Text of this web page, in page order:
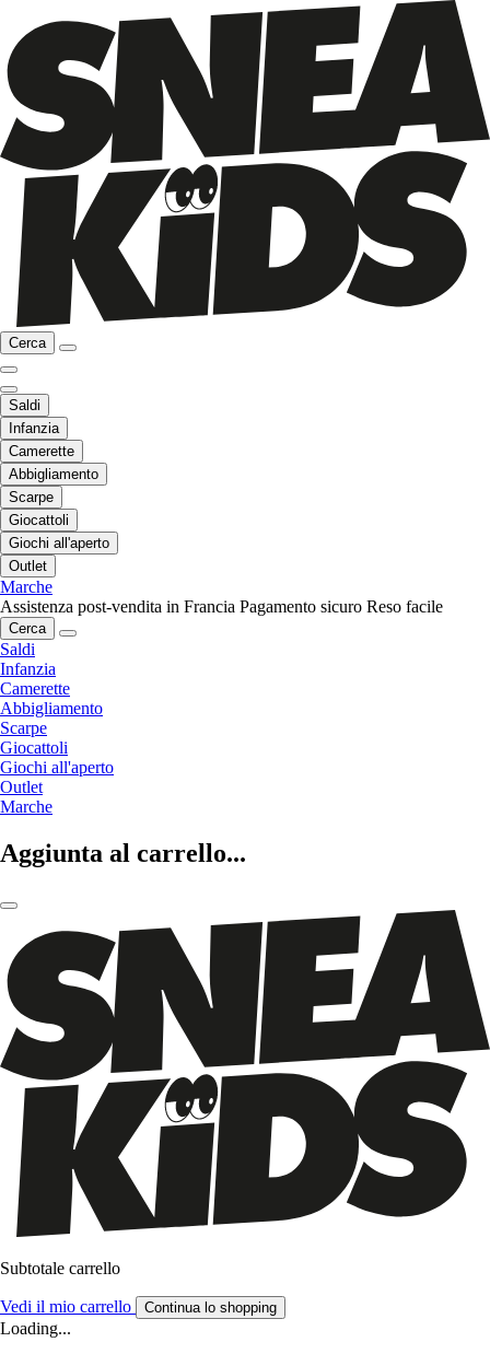
Cerca
Saldi
Infanzia
Camerette
Abbigliamento
Scarpe
Giocattoli
Giochi all'aperto
Outlet
Marche
Assistenza post-vendita in Francia Pagamento sicuro Reso facile
Cerca
Saldi
Infanzia
Camerette
Abbigliamento
Scarpe
Giocattoli
Giochi all'aperto
Outlet
Marche
Aggiunta al carrello...
Subtotale carrello
Vedi il mio carrello Continua lo shopping
Loading...